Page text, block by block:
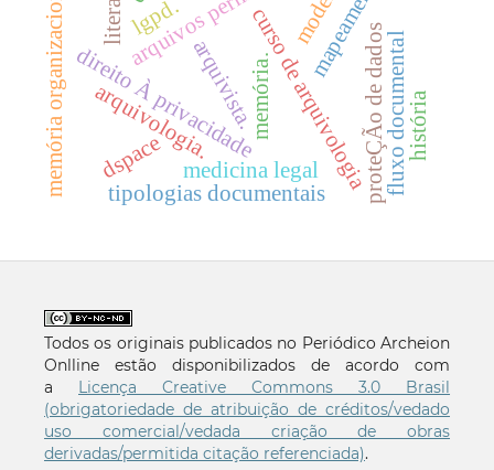
curso de arquivologiaproteÇÃo de dados
direito À privacidade
lgpd.
memória organizacional mapeamento
arquivista.
arquivologia. memória.
medicina legal fluxo documental
tipologias documentais
história
dspace
Todos os originais publicados no Periódico Archeion
Onlline estão disponibilizados de acordo com
a Licença Creative Commons 3.0 Brasil
(obrigatoriedade de atribuição de créditos/vedado
uso comercial/vedada criação de obras
derivadas/permitida citação referenciada).